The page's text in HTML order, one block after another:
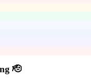
🫡